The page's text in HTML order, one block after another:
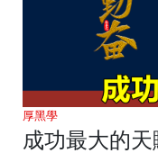
厚黑學
成功最大的